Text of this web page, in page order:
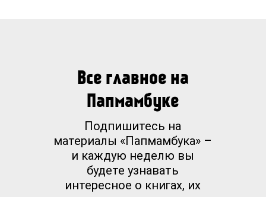
Все главное на
Папмамбуке
Подпишитесь на
материалы «Папмамбука» –
и каждую неделю вы
будете узнавать
интересное о книгах, их